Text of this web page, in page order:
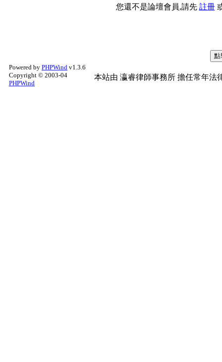
您還不是論壇會員,請先 註冊
Powered by PHPWind v1.3.6
Copyright © 2003-04
PHPWind
本站由 瀛睿律師事務所 擔任常年法